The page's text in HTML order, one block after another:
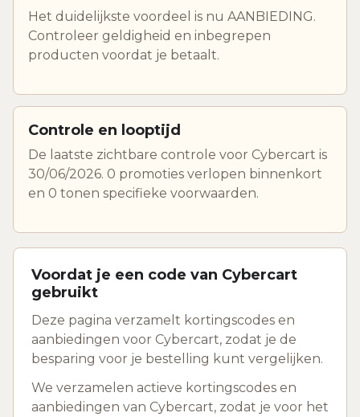
Het duidelijkste voordeel is nu AANBIEDING.
Controleer geldigheid en inbegrepen
producten voordat je betaalt.
Controle en looptijd
De laatste zichtbare controle voor Cybercart is
30/06/2026. 0 promoties verlopen binnenkort
en 0 tonen specifieke voorwaarden.
Voordat je een code van Cybercart
gebruikt
Deze pagina verzamelt kortingscodes en
aanbiedingen voor Cybercart, zodat je de
besparing voor je bestelling kunt vergelijken.
We verzamelen actieve kortingscodes en
aanbiedingen van Cybercart, zodat je voor het